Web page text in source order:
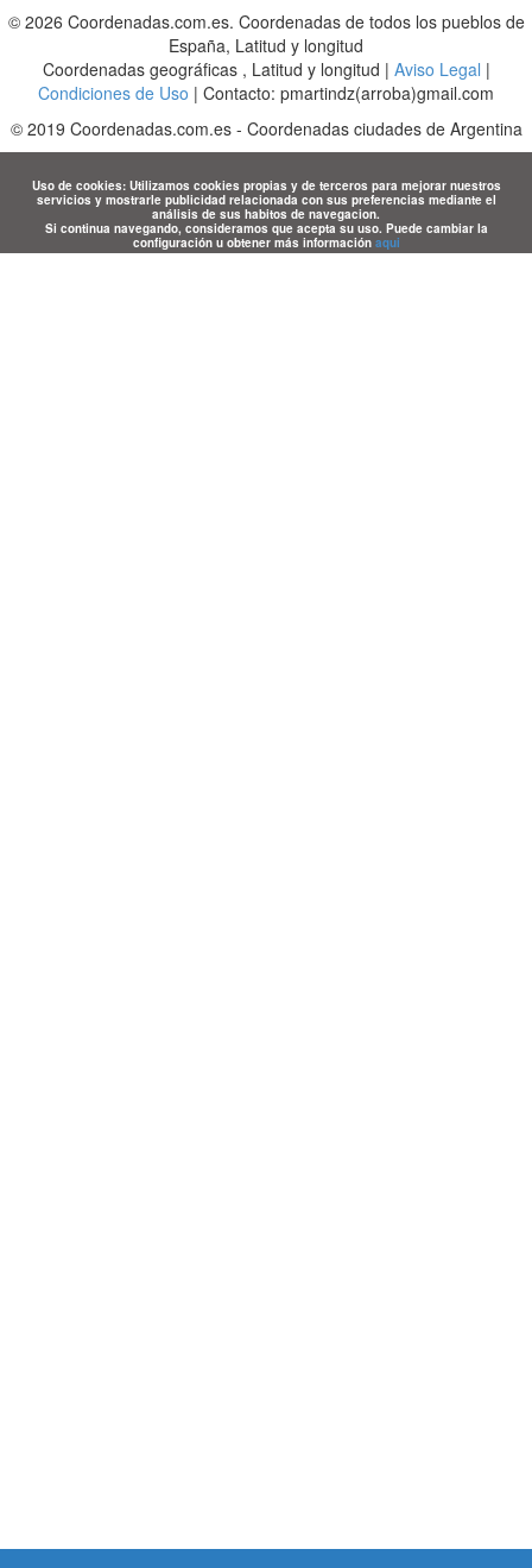
© 2026 Coordenadas.com.es. Coordenadas de todos los pueblos de
España, Latitud y longitud
Coordenadas geográficas , Latitud y longitud | Aviso Legal |
Condiciones de Uso | Contacto: pmartindz(arroba)gmail.com
© 2019 Coordenadas.com.es- Coordenadas ciudades de Argentina
Uso de cookies: Utilizamos cookies propias y de terceros para mejorar nuestros
servicios y mostrarle publicidad relacionada con sus preferencias mediante el
análisis de sus habitos de navegacion.
Si continua navegando, consideramos que acepta su uso. Puede cambiar la
configuración u obtener más información aqui